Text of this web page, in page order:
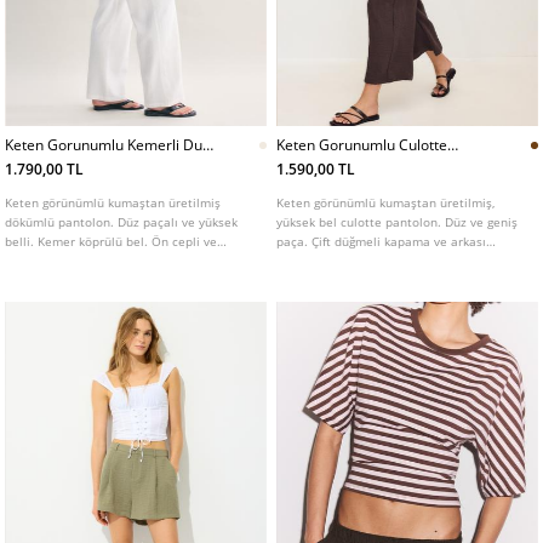
Keten Gorunumlu Kemerli Duz
Kesim Pantolon
1.790,00 TL
Keten görünümlü kumaştan üretilmiş
dökümlü pantolon. Düz paçalı ve yüksek
belli. Kemer köprülü bel. Ön cepli ve
Farklı renk seçenekleri mevcuttur.
Keten Gorunumlu Culotte
Pantolon
1.590,00 TL
Keten görünümlü kumaştan üretilmiş,
yüksek bel culotte pantolon. Düz ve geniş
paça. Çift düğmeli kapama ve arkası